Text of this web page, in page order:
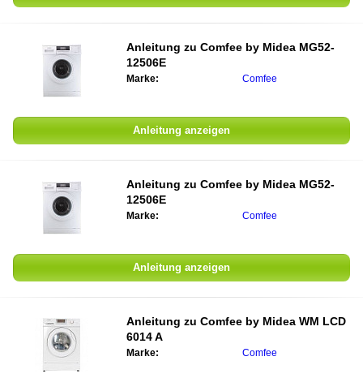
Anleitung zu Comfee by Midea MG52-
12506E
Marke: Comfee
Anleitung anzeigen
Anleitung zu Comfee by Midea MG52-
12506E
Marke: Comfee
Anleitung anzeigen
Anleitung zu Comfee by Midea WM LCD
6014 A
Marke: Comfee